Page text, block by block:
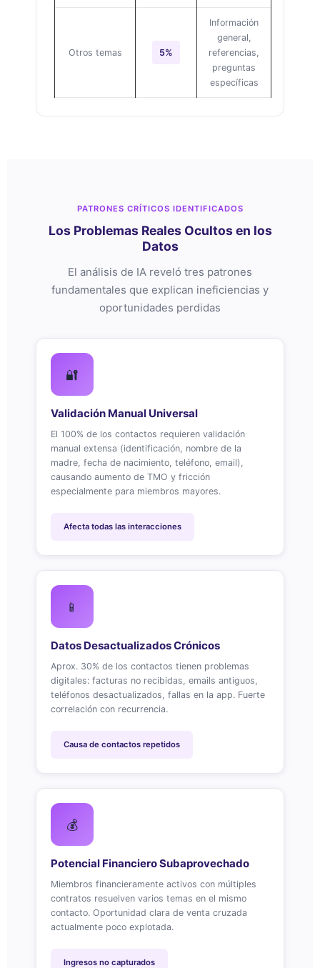
Otros temas 5%
Información
general,
referencias,
preguntas
específicas
PATRONES CRÍTICOS IDENTIFICADOS
Los Problemas Reales Ocultos en los
Datos
El análisis de IA reveló tres patrones
fundamentales que explican ineficiencias y
oportunidades perdidas
🔐
Validación Manual Universal
El 100% de los contactos requieren validación
manual extensa (identificación, nombre de la
madre, fecha de nacimiento, teléfono, email),
causando aumento de TMO y fricción
especialmente para miembros mayores.
Afecta todas las interacciones
📱
Datos Desactualizados Crónicos
Aprox. 30% de los contactos tienen problemas
digitales: facturas no recibidas, emails antiguos,
teléfonos desactualizados, fallas en la app. Fuerte
correlación con recurrencia.
Causa de contactos repetidos
💰
Potencial Financiero Subaprovechado
Miembros financieramente activos con múltiples
contratos resuelven varios temas en el mismo
contacto. Oportunidad clara de venta cruzada
actualmente poco explotada.
Ingresos no capturados